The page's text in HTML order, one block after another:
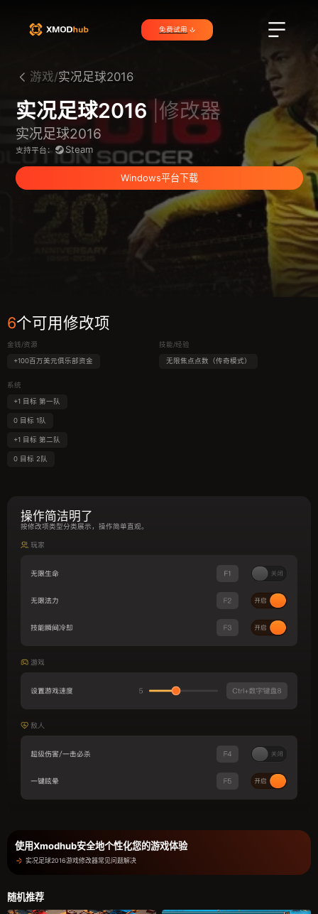
免费试用
游戏/实况足球2016
实况足球2016 |修改器
实况足球2016
支持平台： Steam
Windows平台下载
6个可用修改项
金钱/资源
+100百万美元俱乐部资金
系统
+1 目标 第一队
0 目标 1队
+1 目标 第二队
0 目标 2队
技能/经验
无限焦点点数（传奇模式）
操作简洁明了
按修改项类型分类展示，操作简单直观。
使用Xmodhub安全地个性化您的游戏体验
实况足球2016游戏修改器常见问题解决
随机推荐